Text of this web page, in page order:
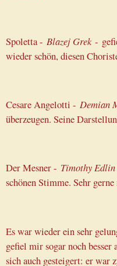
Spoletta - Blazej Grek-
wieder schön, diesen
Cesare Angelotti - Demian
überzeugen. Seine
Der Mesner - Timothy Edlin
schönen Stimme. Sehr
Es war wieder ein sehr
gefiel mir sogar noch besser
sich auch gesteigert: er war